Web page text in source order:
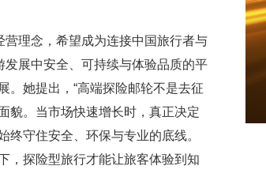
营理念，希望成为连接中国旅行者与
发展中安全、可持续与体验品质的平
。她提出，“高端探险邮轮不是去征
貌。当市场快速增长时，真正决定
守住安全、环保与专业的底线。
，探险型旅行才能让旅客体验到知